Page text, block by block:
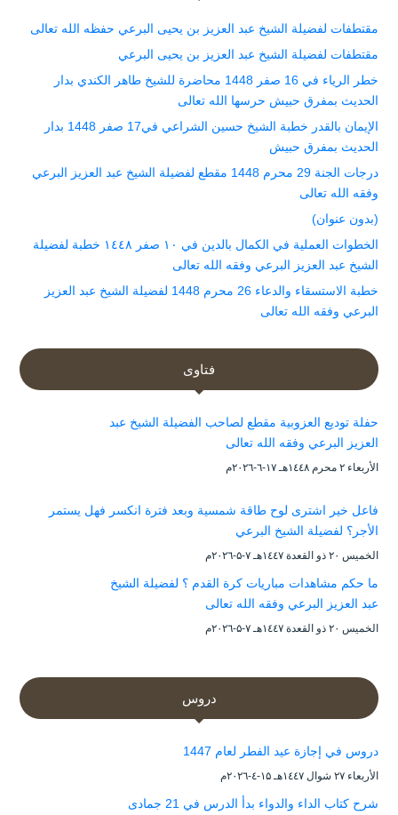
مقتطفات لفضيلة الشيخ عبد العزيز بن يحيى البرعي حفظه الله تعالى
مقتطفات لفضيلة الشيخ عبد العزيز بن يحيى البرعي
خطر الرياء في 16 صفر 1448 محاضرة للشيخ طاهر الكندي بدار
الحديث بمفرق حبيش حرسها الله تعالى
الإيمان بالقدر خطبة الشيخ حسين الشراعي في17 صفر 1448 بدار
الحديث بمفرق حبيش
درجات الجنة 29 محرم 1448 مقطع لفضيلة الشيخ عبد العزيز البرعي
وفقه الله تعالى
(بدون عنوان)
الخطوات العملية في الكمال بالدين في ١٠ صفر ١٤٤٨ خطبة لفضيلة
الشيخ عبد العزيز البرعي وفقه الله تعالى
خطبة الاستسقاء والدعاء 26 محرم 1448 لفضيلة الشيخ عبد العزيز
البرعي وفقه الله تعالى
فتاوى
حفلة توديع العزوبية مقطع لصاحب الفضيلة الشيخ عبد
العزيز البرعي وفقه الله تعالى
الأربعاء ۲ محرم ۱٤٤۸هـ ۱۷-٦-۲۰۲٦م
فاعل خير اشترى لوح طاقة شمسية وبعد فترة انكسر فهل يستمر
الأجر؟ لفضيلة الشيخ البرعي
الخميس ۲۰ ذو القعدة ۱٤٤۷هـ ۷-۵-۲۰۲٦م
ما حكم مشاهدات مباريات كرة القدم ؟ لفضيلة الشيخ
عبد العزيز البرعي وفقه الله تعالى
الخميس ۲۰ ذو القعدة ۱٤٤۷هـ ۷-۵-۲۰۲٦م
دروس
دروس في إجازة عيد الفطر لعام 1447
الأربعاء ۲۷ شوال ۱٤٤۷هـ ۱۵-٤-۲۰۲٦م
شرح كتاب الداء والدواء بدأ الدرس في 21 جمادى